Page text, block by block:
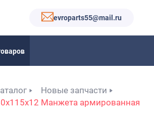
evroparts55@mail.ru
Новые запчасти
Манжета армированная